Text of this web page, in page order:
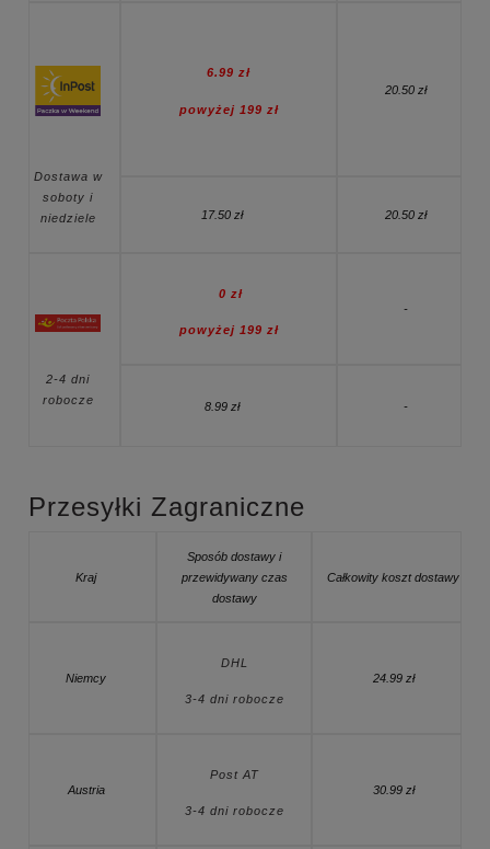
Dostawa w
soboty i
niedziele
6.99 zł
powyżej 199 zł
20.50 zł
17.50 zł 20.50 zł
2-4 dni
robocze
0 zł
powyżej 199 zł
-
8.99 zł -
Przesyłki Zagraniczne
Kraj
Sposób dostawy i
przewidywany czas
dostawy
Całkowity koszt dostawy
Niemcy
DHL
3-4 dni robocze
24.99 zł
Austria
Post AT
3-4 dni robocze
30.99 zł